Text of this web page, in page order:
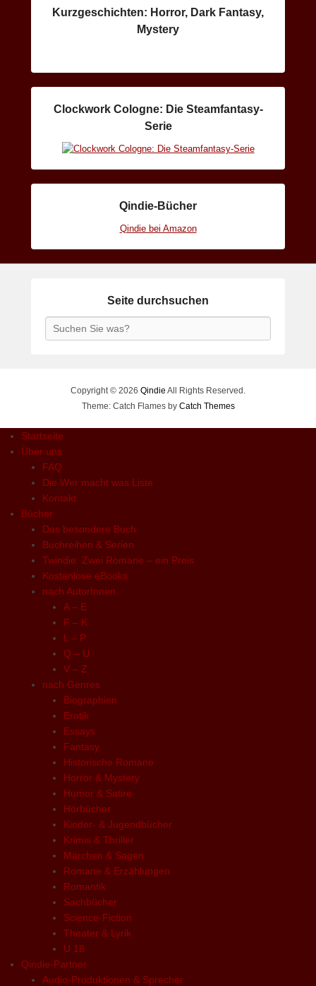
Kurzgeschichten: Horror, Dark Fantasy,
Mystery
Clockwork Cologne: Die Steamfantasy-
Serie
Qindie-Bücher
Qindie bei Amazon
Seite durchsuchen
Search
Copyright © 2026 Qindie All Rights Reserved.
Theme: Catch Flames by Catch Themes
Startseite
Über uns
FAQ
Die Wer macht was Liste
Kontakt
Bücher
Das besondere Buch
Buchreihen & Serien
Twindie: Zwei Romane – ein Preis
Kostenlose eBooks
nach AutorInnen
A – E
F – K
L – P
Q – U
V – Z
nach Genres
Biographien
Erotik
Essays
Fantasy
Historische Romane
Horror & Mystery
Humor & Satire
Hörbücher
Kinder- & Jugendbücher
Krimis & Thriller
Märchen & Sagen
Romane & Erzählungen
Romantik
Sachbücher
Science-Fiction
Theater & Lyrik
U 18
Qindie-Partner
Audio-Produktionen & Sprecher